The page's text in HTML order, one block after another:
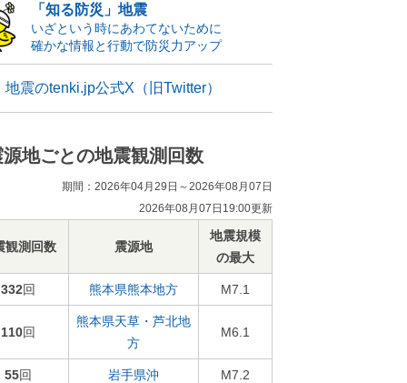
「知る防災」地震
いざという時にあわてないために
確かな情報と行動で防災力アップ
地震のtenki.jp公式X（旧Twitter）
源地ごとの地震観測回数
期間：2026年04月29日～2026年08月07日
2026年08月07日19:00更新
観測回数 震源地
地震規模
の最大
332回 熊本県熊本地方 M7.1
110回
熊本県天草・芦北地
方
M6.1
55回 岩手県沖 M7.2